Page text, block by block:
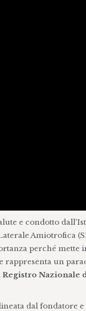
e condotto
Amiotrofica
perché mette
rappresenta un
Nazionale
dal fondatore